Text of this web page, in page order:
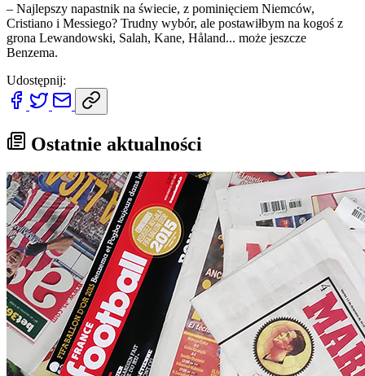
– Najlepszy napastnik na świecie, z pominięciem Niemców,
Cristiano i Messiego? Trudny wybór, ale postawiłbym na kogoś z
grona Lewandowski, Salah, Kane, Håland... może jeszcze
Benzema.
Udostępnij:
Ostatnie aktualności